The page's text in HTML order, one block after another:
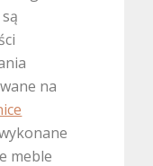
na
meble